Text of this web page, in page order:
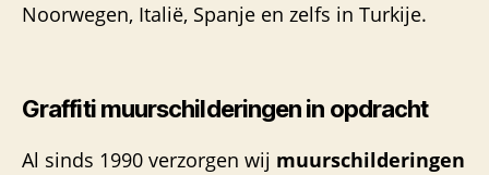
Noorwegen, Italië, Spanje en zelfs in Turkije.
Graffiti muurschilderingen in opdracht
Al sinds 1990 verzorgen wij muurschilderingen